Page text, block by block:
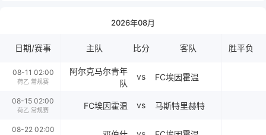
2026年08月
日期/赛事 主队 比分 客队 胜平负
08-11 02:00
荷乙 常规赛
阿尔克马尔青年
队
vs FC埃因霍温
08-15 02:00
荷乙 常规赛 FC埃因霍温 vs 马斯特里赫特
08-22 02:00